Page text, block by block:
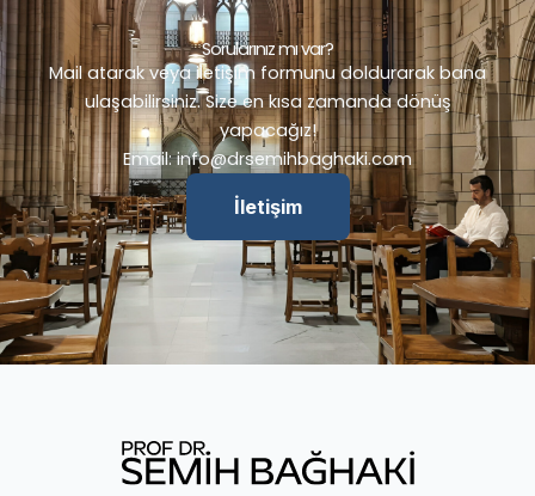
Sorularınız mı var?
Mail atarak veya iletişim formunu doldurarak bana
ulaşabilirsiniz. Size en kısa zamanda dönüş
yapacağız!
Email:info@drsemihbaghaki.com
İletişim